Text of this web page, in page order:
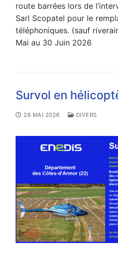
route barrées lors de
Sarl Scopatel pour le
téléphoniques. (sauf
Mai au 30 Juin 2026
Survol en
26 MAI 2026 DIVERS